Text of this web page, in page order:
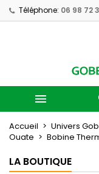
Téléphone: 06 98 72

Accueil Univers
Ouate
Bobine
LA BOUTIQUE